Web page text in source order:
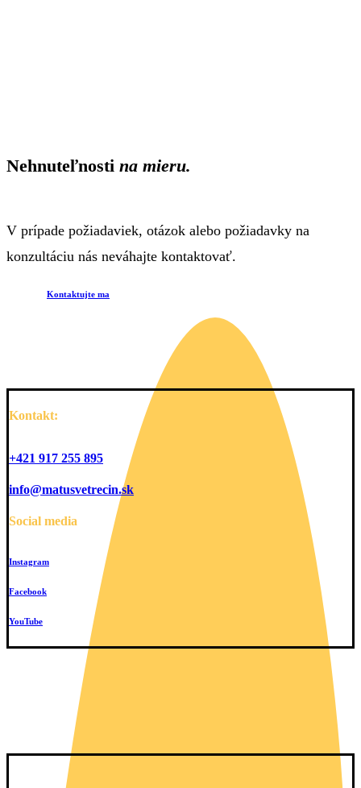
Nehnuteľnosti na mieru.
V prípade požiadaviek, otázok alebo požiadavky na
konzultáciu nás neváhajte kontaktovať.
Kontaktujte ma
Kontakt:
+421 917 255 895
info@matusvetrecin.sk
Social media
Instagram
Facebook
YouTube